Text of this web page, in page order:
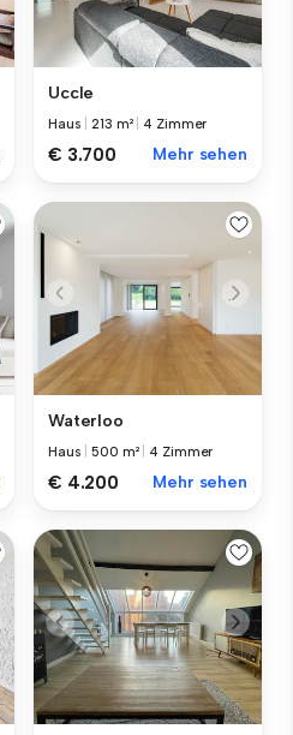
Uccle
Haus |213 m² 4 Zimmer
€ 3.700 Mehr sehen
Waterloo
Haus |500 m² 4 Zimmer
€ 4.200 Mehr sehen